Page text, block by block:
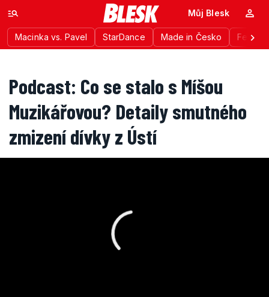
Macinka vs. Pavel StarDance Made in Česko
Můj Blesk
Podcast: Co se stalo s Míšou
Muzikářovou? Detaily smutného
zmizení dívky z Ústí